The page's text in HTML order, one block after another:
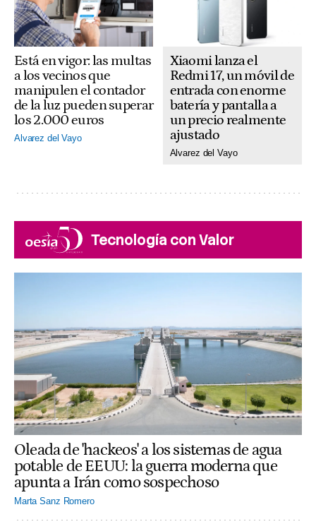
Está en vigor: las multas
a los vecinos que
manipulen el contador
de la luz pueden superar
los 2.000 euros
Alvarez del Vayo
Xiaomi lanza el
Redmi 17, un móvil de
entrada con enorme
batería y pantalla a
un precio realmente
ajustado
Alvarez del Vayo
Tecnología con Valor
Oleada de 'hackeos' a los sistemas de agua
potable de EEUU: la guerra moderna que
apunta a Irán como sospechoso
Marta Sanz Romero